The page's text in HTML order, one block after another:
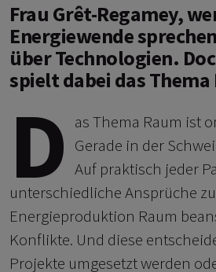
Frau Grêt-Regamey,
Energiewende
über Technologien.
spielt dabei das Thema
D as Thema Raum ist
Gerade in der
Auf praktisch jeder
unterschiedliche Ansprüche
Energieproduktion Raum
Konflikte. Und diese
Projekte umgesetzt werden